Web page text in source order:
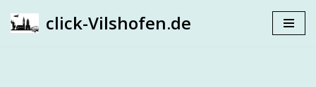
click-Vilshofen.de